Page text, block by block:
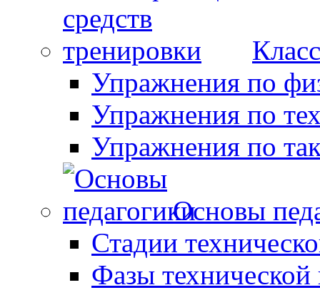
Упражнения по
Упражнения по
Упражнения по
Основы
Стадии
Фазы технической